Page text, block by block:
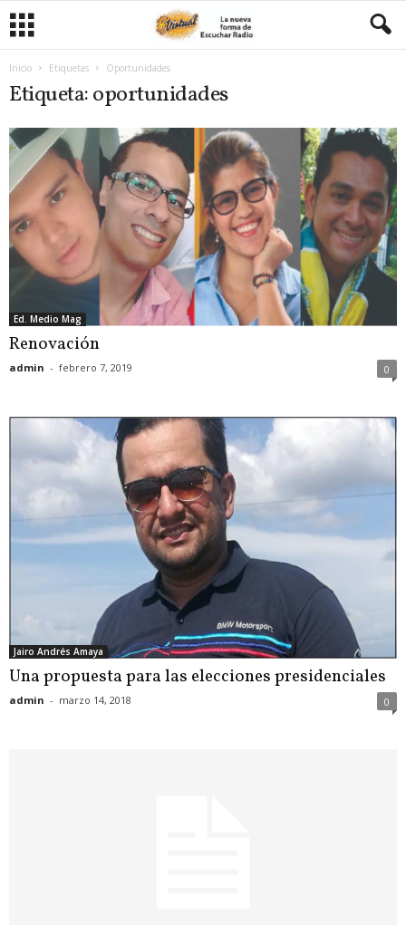
Inicio Etiquetas Oportunidades
Etiqueta: oportunidades
Ed. Medio Mag
Renovación
admin - febrero 7, 2019 0
Jairo Andrés Amaya
Una propuesta para las elecciones presidenciales
admin - marzo 14, 2018 0